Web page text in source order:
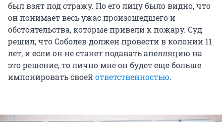
был взят под стражу. По его лицу было видно, что
он понимает весь ужас произошедшего и
обстоятельства, которые привели к пожару. Суд
решил, что Соболев должен провести в колонии 11
лет, и если он не станет подавать апелляцию на
это решение, то лично мне он будет еще больше
импонировать своейответственностью.